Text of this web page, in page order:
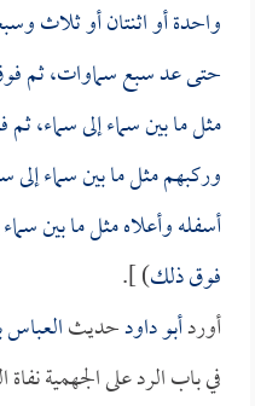
واحدة أو اثنتان أو ثلاث
حتى عد سبع سماوات، ثم
مثل ما بين سماء إلى سماء،
وركبهم مثل ما بين سماء
أسفله وأعلاه مثل ما بين
فوق ذلك) ].
أوردأبو داودحديث
في باب الرد على الجهمية